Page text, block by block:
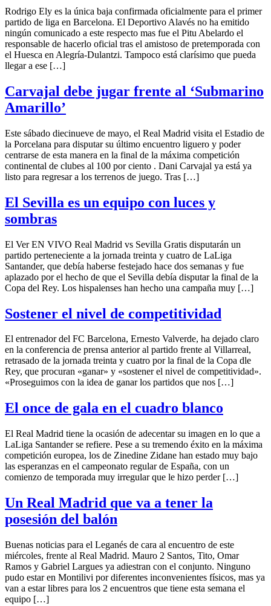
Rodrigo Ely es la única baja confirmada oficialmente para el primer
partido de liga en Barcelona. El Deportivo Alavés no ha emitido
ningún comunicado a este respecto mas fue el Pitu Abelardo el
responsable de hacerlo oficial tras el amistoso de pretemporada con
el Huesca en Alegría-Dulantzi. Tampoco está clarísimo que pueda
llegar a ese […]
Carvajal debe jugar frente al ‘Submarino
Amarillo’
Este sábado diecinueve de mayo, el Real Madrid visita el Estadio de
la Porcelana para disputar su último encuentro liguero y poder
centrarse de esta manera en la final de la máxima competición
continental de clubes al 100 por ciento . Dani Carvajal ya está ya
listo para regresar a los terrenos de juego. Tras […]
El Sevilla es un equipo con luces y
sombras
El Ver EN VIVO Real Madrid vs Sevilla Gratis disputarán un
partido perteneciente a la jornada treinta y cuatro de LaLiga
Santander, que debía haberse festejado hace dos semanas y fue
aplazado por el hecho de que el Sevilla debía disputar la final de la
Copa del Rey. Los hispalenses han hecho una campaña muy […]
Sostener el nivel de competitividad
El entrenador del FC Barcelona, Ernesto Valverde, ha dejado claro
en la conferencia de prensa anterior al partido frente al Villarreal,
retrasado de la jornada treinta y cuatro por la final de la Copa dle
Rey, que procuran «ganar» y «sostener el nivel de competitividad».
«Proseguimos con la idea de ganar los partidos que nos […]
El once de gala en el cuadro blanco
El Real Madrid tiene la ocasión de adecentar su imagen en lo que a
LaLiga Santander se refiere. Pese a su tremendo éxito en la máxima
competición europea, los de Zinedine Zidane han estado muy bajo
las esperanzas en el campeonato regular de España, con un
comienzo de temporada muy irregular que le hizo perder […]
Un Real Madrid que va a tener la
posesión del balón
Buenas noticias para el Leganés de cara al encuentro de este
miércoles, frente al Real Madrid. Mauro 2 Santos, Tito, Omar
Ramos y Gabriel Largues ya adiestran con el conjunto. Ninguno
pudo estar en Montilivi por diferentes inconvenientes físicos, mas ya
van a estar libres para los 2 encuentros que tiene esta semana el
equipo […]